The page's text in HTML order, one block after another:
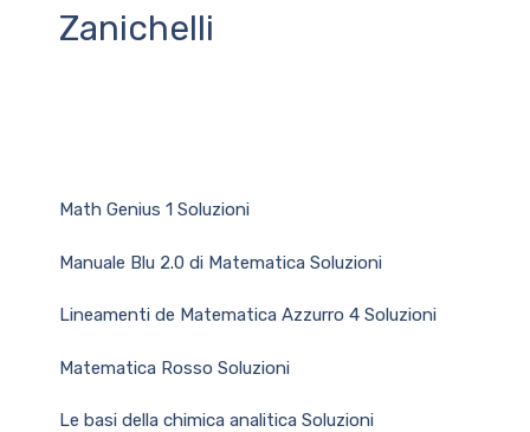
Zanichelli
Math Genius 1 Soluzioni
Manuale Blu 2.0 di Matematica Soluzioni
Lineamenti de Matematica Azzurro 4 Soluzioni
Matematica Rosso Soluzioni
Le basi della chimica analitica Soluzioni